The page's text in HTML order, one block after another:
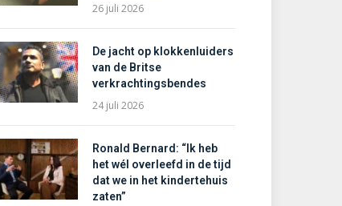
26 juli 2026
De jacht op klokkenluiders
van de Britse
verkrachtingsbendes
24 juli 2026
Ronald Bernard: “Ik heb
het wél overleefd in de tijd
dat we in het kindertehuis
zaten”